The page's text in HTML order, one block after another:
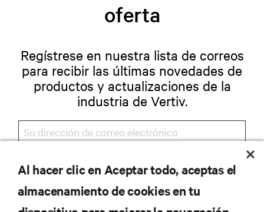
oferta
Regístrese en nuestra lista de correos
para recibir las últimas novedades de
productos y actualizaciones de la
industria de Vertiv.
REGISTRARSE
Al hacer clic en Aceptar todo, aceptas el
almacenamiento de cookies en tu